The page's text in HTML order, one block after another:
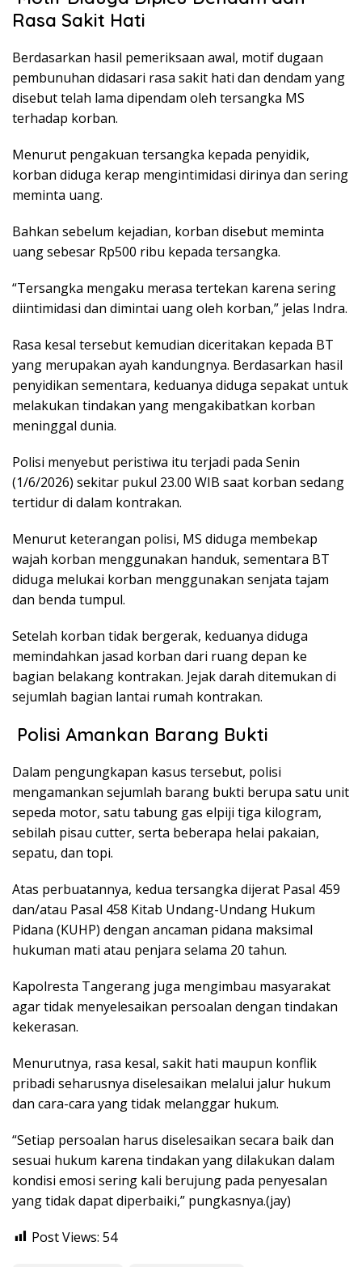
Rasa Sakit Hati
Berdasarkan hasil pemeriksaan awal, motif dugaan
pembunuhan didasari rasa sakit hati dan dendam yang
disebut telah lama dipendam oleh tersangka MS
terhadap korban.
Menurut pengakuan tersangka kepada penyidik,
korban diduga kerap mengintimidasi dirinya dan sering
meminta uang.
Bahkan sebelum kejadian, korban disebut meminta
uang sebesar Rp500 ribu kepada tersangka.
“Tersangka mengaku merasa tertekan karena sering
diintimidasi dan dimintai uang oleh korban,” jelas Indra.
Rasa kesal tersebut kemudian diceritakan kepada BT
yang merupakan ayah kandungnya. Berdasarkan hasil
penyidikan sementara, keduanya diduga sepakat untuk
melakukan tindakan yang mengakibatkan korban
meninggal dunia.
Polisi menyebut peristiwa itu terjadi pada Senin
(1/6/2026) sekitar pukul 23.00 WIB saat korban sedang
tertidur di dalam kontrakan.
Menurut keterangan polisi, MS diduga membekap
wajah korban menggunakan handuk, sementara BT
diduga melukai korban menggunakan senjata tajam
dan benda tumpul.
Setelah korban tidak bergerak, keduanya diduga
memindahkan jasad korban dari ruang depan ke
bagian belakang kontrakan. Jejak darah ditemukan di
sejumlah bagian lantai rumah kontrakan.
Polisi Amankan Barang Bukti
Dalam pengungkapan kasus tersebut, polisi
mengamankan sejumlah barang bukti berupa satu unit
sepeda motor, satu tabung gas elpiji tiga kilogram,
sebilah pisau cutter, serta beberapa helai pakaian,
sepatu, dan topi.
Atas perbuatannya, kedua tersangka dijerat Pasal 459
dan/atau Pasal 458 Kitab Undang-Undang Hukum
Pidana (KUHP) dengan ancaman pidana maksimal
hukuman mati atau penjara selama 20 tahun.
Kapolresta Tangerang juga mengimbau masyarakat
agar tidak menyelesaikan persoalan dengan tindakan
kekerasan.
Menurutnya, rasa kesal, sakit hati maupun konflik
pribadi seharusnya diselesaikan melalui jalur hukum
dan cara-cara yang tidak melanggar hukum.
“Setiap persoalan harus diselesaikan secara baik dan
sesuai hukum karena tindakan yang dilakukan dalam
kondisi emosi sering kali berujung pada penyesalan
yang tidak dapat diperbaiki,” pungkasnya.(jay)
Post Views: 54